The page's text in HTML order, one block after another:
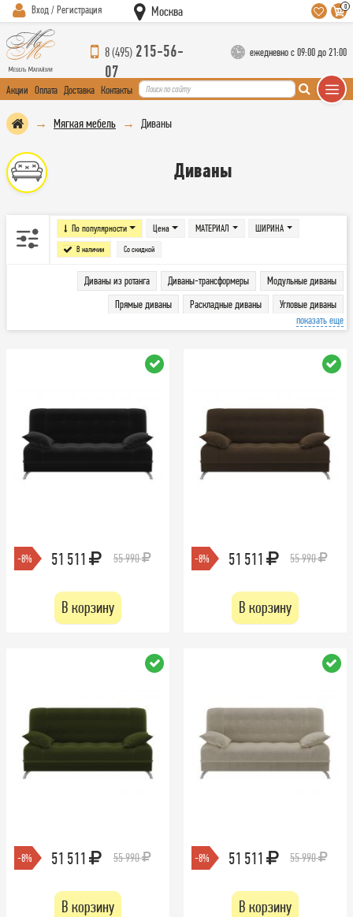
Вход / Регистрация Москва 0
8 (495) 215-56-
07
ежедневно с 09:00 до 21:00
Акции Оплата Доставка Контакты
Мягкая мебель Диваны
Диваны
По популярности Цена
В наличии Со скидкой
МАТЕРИАЛ ШИРИНА
Диваны из ротанга Диваны-трансформеры
Модульные диваны
Прямые диваны
Раскладные диваны
Угловые диваны
показать еще
-8% 51 511 55 990
В корзину
-8% 51 511 55 990
В корзину
-8% 51 511 55 990
В корзину
-8% 51 511 55 990
В корзину